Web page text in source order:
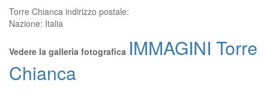
Torre Chianca indirizzo postale:
Nazione: Italia
Vedere la galleria fotografica IMMAGINI Torre
Chianca